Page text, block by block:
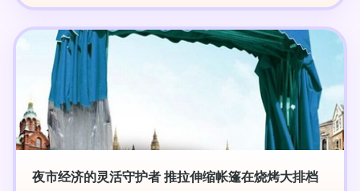
夜市经济的灵活守护者 推拉伸缩帐篷在烧烤大排档